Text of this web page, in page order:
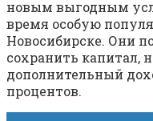
новым выгодным
время особую
Новосибирске. Они
сохранить капитал,
дополнительный
процентов.